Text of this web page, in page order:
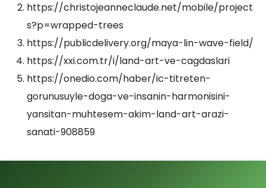
https://christojeanneclaude.net/mobile/project
s?p=wrapped-trees
https://publicdelivery.org/maya-lin-wave-field/
https://xxi.com.tr/i/land-art-ve-cagdaslari
https://onedio.com/haber/ic-titreten-
gorunusuyle-doga-ve-insanin-harmonisini-
yansitan-muhtesem-akim-land-art-arazi-
sanati-908859